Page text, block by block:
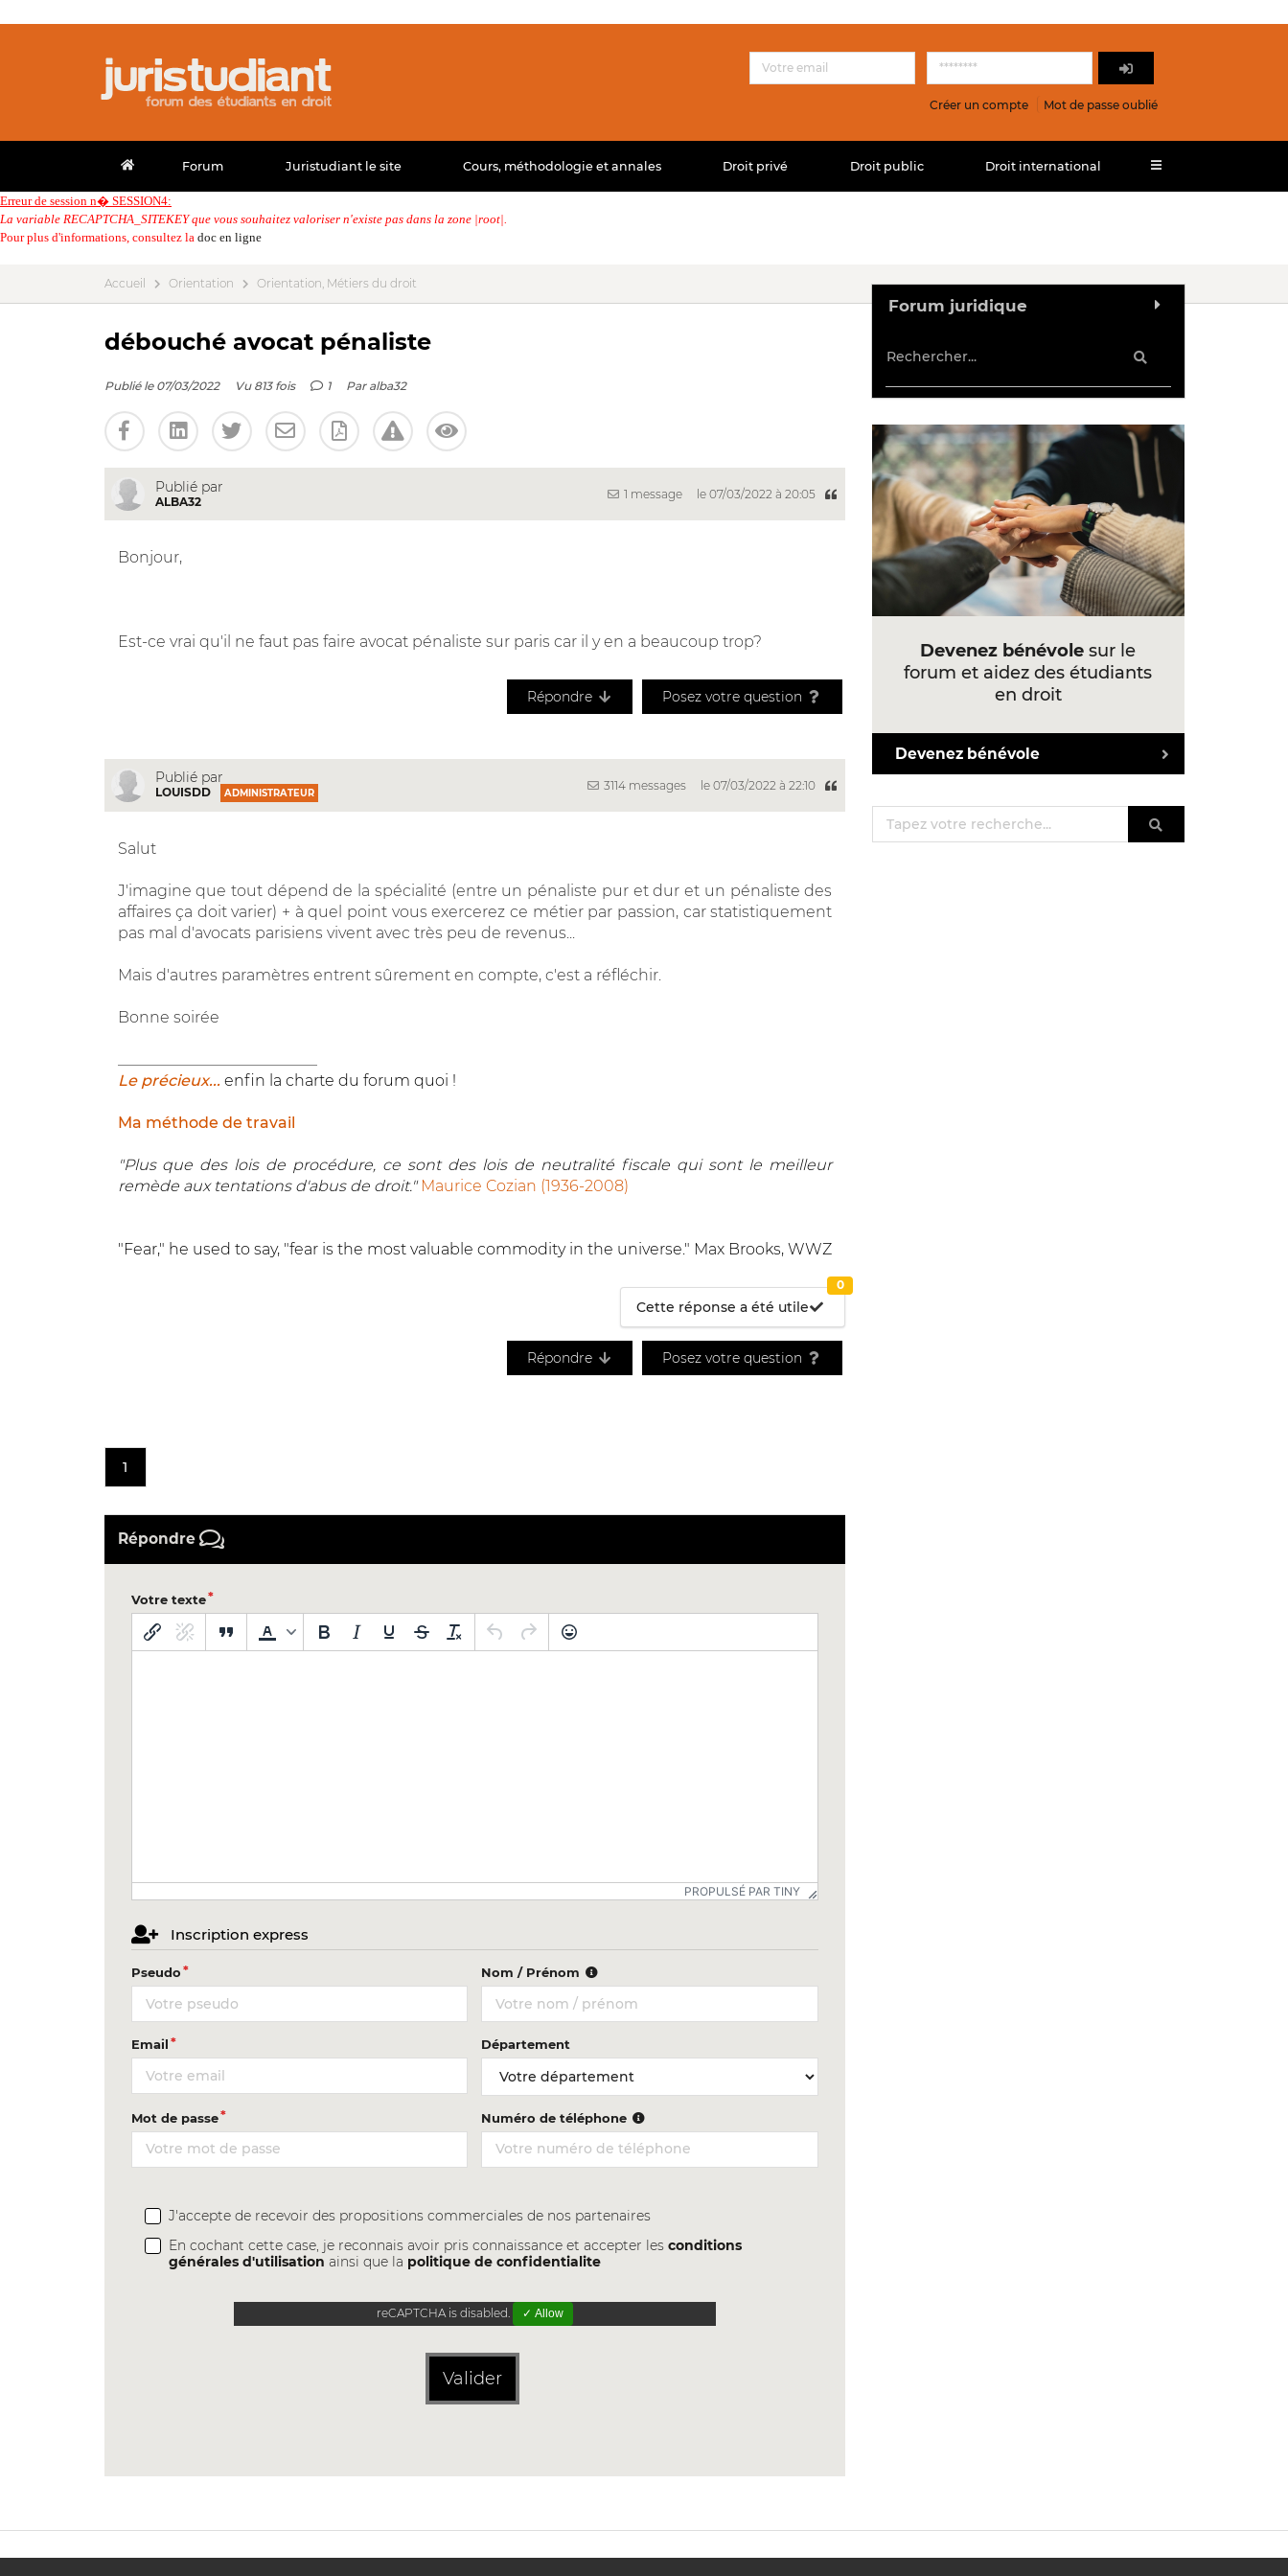
Créer un compte Mot de passe oublié
Forum Juristudiant le site Cours, méthodologie et annales Droit privé Droit public Droit international
Erreur de session n� SESSION4:
La variable RECAPTCHA_SITEKEY que vous souhaitez valoriser n'existe pas dans la zone |root|.
Pour plus d'informations, consultez la doc en ligne
Accueil Orientation Orientation, Métiers du droit
débouché avocat pénaliste
Publié le 07/03/2022 Vu 813 fois 1 Par alba32
Publié par
ALBA32
1 message le 07/03/2022 à 20:05
Bonjour,
Est-ce vrai qu'il ne faut pas faire avocat pénaliste sur paris car il y en a beaucoup trop?
Répondre Posez votre question
Publié par
LOUISDD ADMINISTRATEUR
3114 messages le 07/03/2022 à 22:10
Salut
J'imagine que tout dépend de la spécialité (entre un pénaliste pur et dur et un pénaliste des
affaires ça doit varier) + à quel point vous exercerez ce métier par passion, car statistiquement
pas mal d'avocats parisiens vivent avec très peu de revenus...
Mais d'autres paramètres entrent sûrement en compte, c'est a réfléchir.
Bonne soirée
Le précieux... enfin la charte du forum quoi !
Ma méthode de travail
"Plus que des lois de procédure, ce sont des lois de neutralité fiscale qui sont le meilleur
remède aux tentations d'abus de droit." Maurice Cozian (1936-2008)
"Fear," he used to say, "fear is the most valuable commodity in the universe." Max Brooks, WWZ
Cette réponse a été utile
0
Répondre Posez votre question
1
Répondre
Votre texte
PROPULSÉ PAR TINY
Inscription express
Pseudo Nom / Prénom
Email Département
Mot de passe Numéro de téléphone
J'accepte de recevoir des propositions commerciales de nos partenaires
En cochant cette case, je reconnais avoir pris connaissance et accepter lesconditions
générales d'utilisation ainsi que la politique de confidentialite
reCAPTCHA is disabled. ✓ Allow
Valider
Forum juridique
Devenez bénévole sur le
forum et aidez des étudiants
en droit
Devenez bénévole